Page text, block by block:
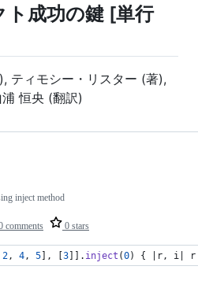
ト成功の鍵 [単行
ティモシー・リスター (著),
恒央 (翻訳)
comments 0 stars
inject method
2 , 4 , 5] , [3] ] . inject (0) { r , i r